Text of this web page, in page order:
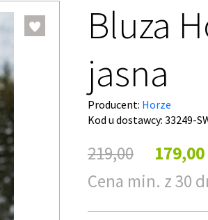
Bluza
jasna
Producent: Horze
Kod u dostawcy: 33249-
219,00
179,00
Cena min. z 30